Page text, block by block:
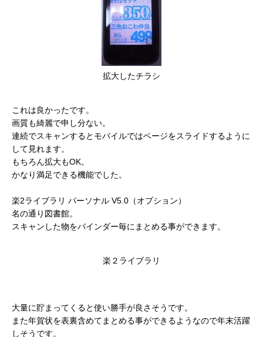
拡大したチラシ
これは良かったです。
画質も綺麗で申し分ない。
連続でスキャンするとモバイルではベージをスライドするように
して見れます。
もちろん拡大もOK。
かなり満足できる機能でした。
楽2ライブラリ パーソナル V5.0（オプション）
名の通り図書館。
スキャンした物をバインダー毎にまとめる事ができます。
楽２ライブラリ
大量に貯まってくると使い勝手が良さそうです。
また年賀状を表裏含めてまとめる事ができるようなので年末活躍
しそうです。